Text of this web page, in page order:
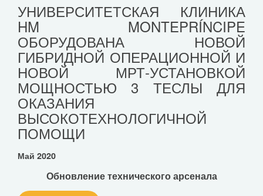
УНИВЕРСИТЕТСКАЯ КЛИНИКА
HM MONTEPRÍNCIPE
ОБОРУДОВАНА НОВОЙ
ГИБРИДНОЙ ОПЕРАЦИОННОЙ И
НОВОЙ МРТ-УСТАНОВКОЙ
МОЩНОСТЬЮ 3 ТЕСЛЫ ДЛЯ
ОКАЗАНИЯ
ВЫСОКОТЕХНОЛОГИЧНОЙ
ПОМОЩИ
Май 2020
Обновление технического арсенала